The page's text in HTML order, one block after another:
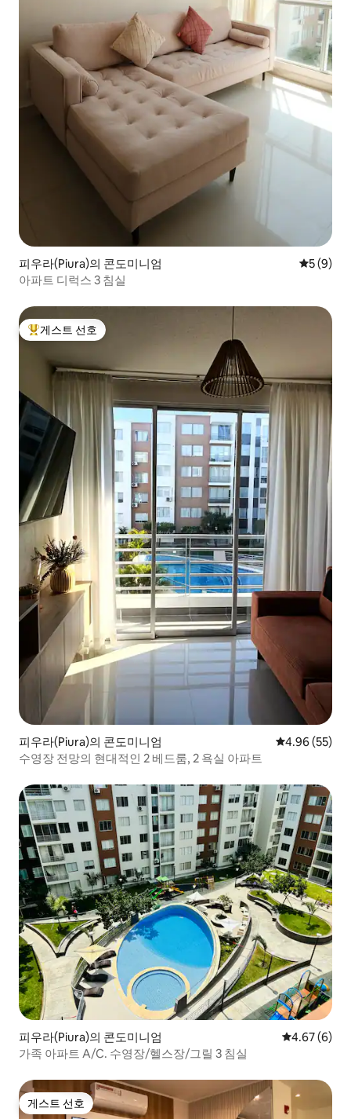
피우라(Piura)의 콘도미니엄 평점 5점
5 (9)
아파트 디럭스 3 침실
상위 게스트 선호
게스트 선호
피우라(Piura)의 콘도미니엄 평점 4.96점(5
4.96 (55)
수영장 전망의 현대적인 2 베드룸, 2 욕실 아파트
피우라(Piura)의 콘도미니엄 평점 4.67점
4.67 (6)
가족 아파트 A/C. 수영장/헬스장/그릴 3 침실
게스트 선호
게스트 선호